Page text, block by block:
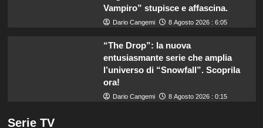
Vampiro” stupisce e affascina.
Dario Cangemi 8 Agosto 2026 : 6:05
“The Drop”: la nuova
entusiasmante serie che amplia
l’universo di “Snowfall”. Scoprila
ora!
Dario Cangemi 8 Agosto 2026 : 0:15
Serie TV